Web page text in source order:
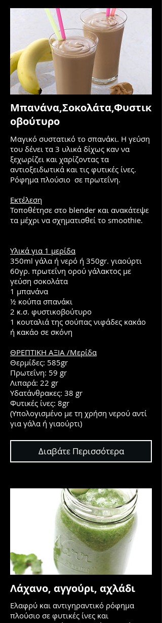
Μπανάνα,Σοκολάτα,Φυστικ
οβούτυρο
Μαγικό συστατικό το σπανάκι. Η γεύση
του δένει τα 3 υλικά δίχως καν να
ξεχωρίζει και χαρίζοντας τα
αντιοξειδωτικά και τις φυτικές ίνες.
Ρόφημα πλούσιο σε πρωτεΐνη.
Εκτέλεση
Τοποθέτησε στο blender και ανακάτεψε
τα μέχρι να σχηματισθεί το smoothie.
Υλικά για 1 μερίδα
350ml γάλα ή νερό ή 350gr. γιαούρτι
60γρ. πρωτεΐνη ορού γάλακτος με
γεύση σοκολάτα
1 μπανάνα
½ κούπα σπανάκι
2 κ.σ. φυστικοβούτυρο
1 κουταλιά της σούπας νιφάδες κακάο
ή κακάο σε σκόνη
ΘΡΕΠΤΙΚΗ ΑΞΙΑ /Μερίδα
Θερμίδες: 585gr
Πρωτεΐνη: 59 gr
Λιπαρά: 22 gr
Υδατάνθρακες: 38 gr
Φυτικές ίνες: 8gr
(Υπολογισμένο με τη χρήση νερού αντί
για γάλα ή γιαούρτι)
Διαβάτε Περισσότερα
Λάχανο, αγγούρι, αχλάδι
Ελαφρύ και αντιγηραντικό ρόφημα
πλούσιο σε φυτικές ίνες και